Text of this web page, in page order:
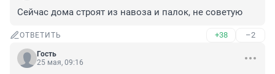
Сейчас дома строят из навоза и палок, не советую
ОТВЕТИТЬ +38 –2
Гость
25 мая, 09:16